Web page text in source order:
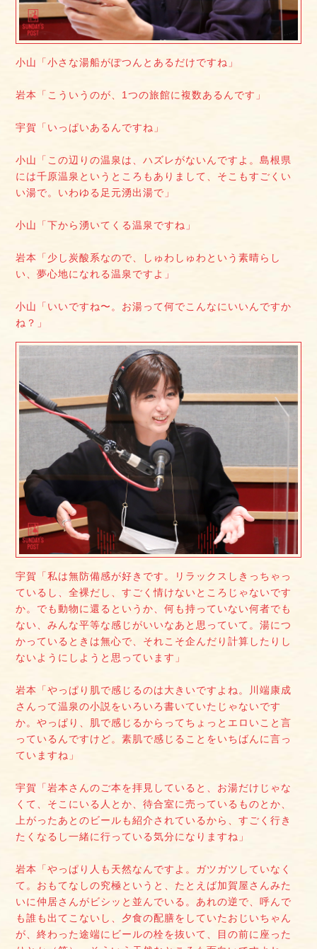
小山「小さな湯船がぽつんとあるだけですね」
岩本「こういうのが、1つの旅館に複数あるんです」
宇賀「いっぱいあるんですね」
小山「この辺りの温泉は、ハズレがないんですよ。島根県
には千原温泉というところもありまして、そこもすごくい
い湯で。いわゆる足元湧出湯で」
小山「下から湧いてくる温泉ですね」
岩本「少し炭酸系なので、しゅわしゅわという素晴らし
い、夢心地になれる温泉ですよ」
小山「いいですね〜。お湯って何でこんなにいいんですか
ね？」
宇賀「私は無防備感が好きです。リラックスしきっちゃっ
ているし、全裸だし、すごく情けないところじゃないです
か。でも動物に還るというか、何も持っていない何者でも
ない、みんな平等な感じがいいなあと思っていて。湯につ
かっているときは無心で、それこそ企んだり計算したりし
ないようにしようと思っています」
岩本「やっぱり肌で感じるのは大きいですよね。川端康成
さんって温泉の小説をいろいろ書いていたじゃないです
か。やっぱり、肌で感じるからってちょっとエロいこと言
っているんですけど。素肌で感じることをいちばんに言っ
ていますね」
宇賀「岩本さんのご本を拝見していると、お湯だけじゃな
くて、そこにいる人とか、待合室に売っているものとか、
上がったあとのビールも紹介されているから、すごく行き
たくなるし一緒に行っている気分になりますね」
岩本「やっぱり人も天然なんですよ。ガツガツしていなく
て。おもてなしの究極というと、たとえば加賀屋さんみた
いに仲居さんがビシッと並んでいる。あれの逆で、呼んで
も誰も出てこないし、夕食の配膳をしていたおじいちゃん
が、終わった途端にビールの栓を抜いて、目の前に座った